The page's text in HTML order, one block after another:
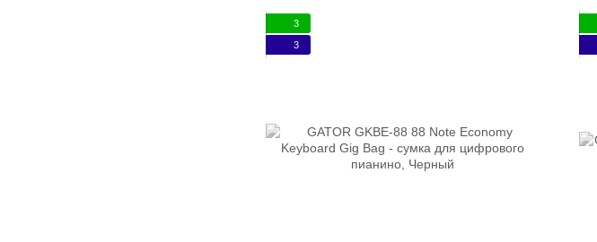
3
3